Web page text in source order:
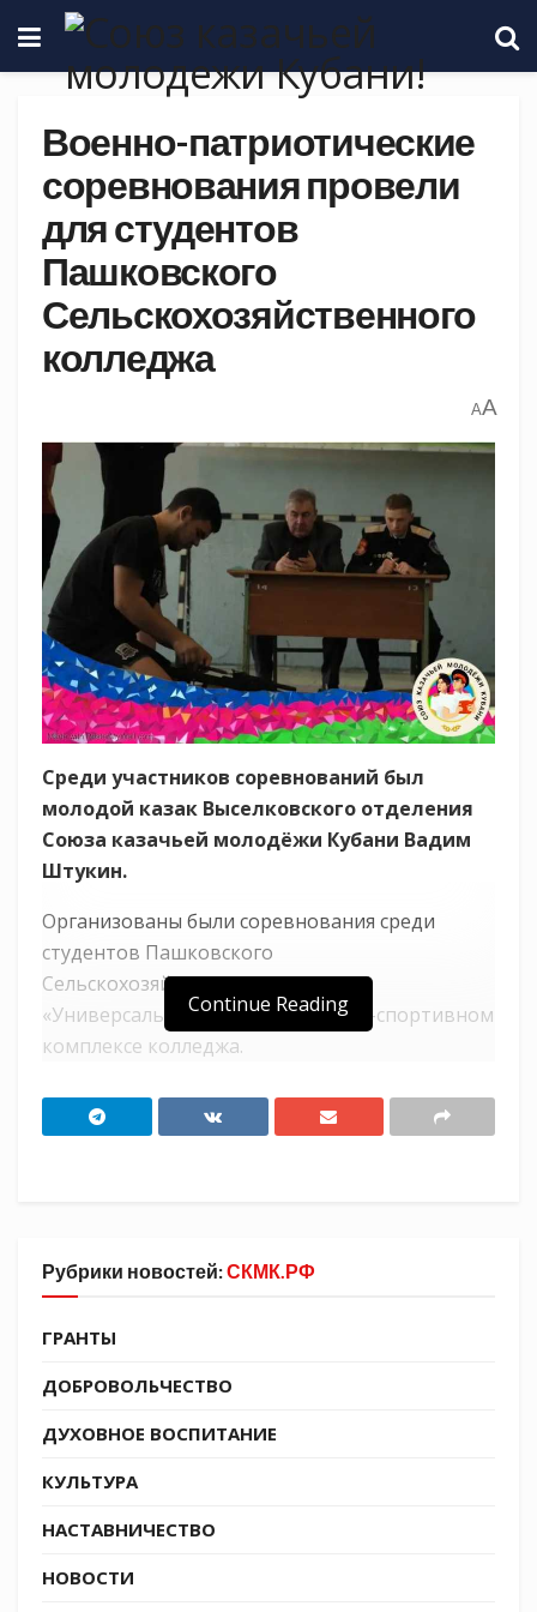
Военно-патриотические
соревнования провели
для студентов
Пашковского
Сельскохозяйственного
колледжа
AA
Среди участников соревнований был
молодой казак Выселковского отделения
Союза казачьей молодёжи Кубани Вадим
Штукин.
Организованы были соревнования среди
студентов Пашковского
Сельскохозяйственного колледжа
«Универсальный солдат» в учебно-спортивном
комплексе колледжа.
разборке/сборке автомата АК-74 на время,
надевании противогаза на время.
Continue Reading
Рубрики новостей:СКМК.РФ
ГРАНТЫ
ДОБРОВОЛЬЧЕСТВО
ДУХОВНОЕ ВОСПИТАНИЕ
КУЛЬТУРА
НАСТАВНИЧЕСТВО
НОВОСТИ